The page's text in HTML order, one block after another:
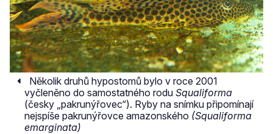
Několik druhů hypostomů bylo v roce 2001
vyčleněno do samostatného rodu Squaliforma
(česky „pakrunýřovec“). Ryby na snímku připomínají
nejspíše pakrunýřovce amazonského (Squaliforma
emarginata)